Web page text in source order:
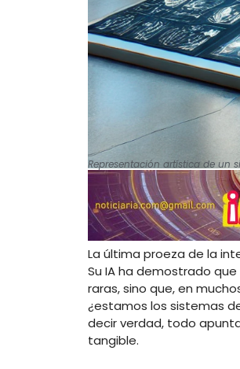
Representación artística de un
La última proeza de la
Su IA ha demostrado
raras, sino que, en
¿estamos los sistemas
decir verdad, todo
tangible.